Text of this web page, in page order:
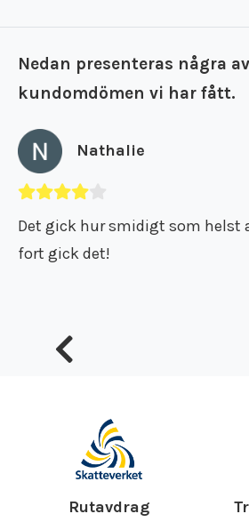
Nedan presenteras några
kundomdömen vi har fått.
Nathalie
Det gick hur smidigt som helst
fort gick det!
Rutavdrag